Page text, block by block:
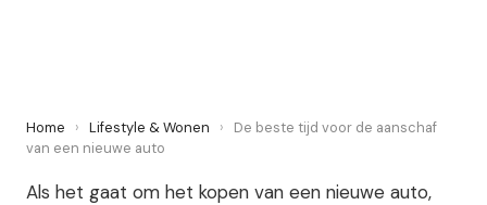
Home › Lifestyle & Wonen ›
De beste tijd voor de aanschaf
van een nieuwe auto
Als het gaat om het kopen van een nieuwe auto,